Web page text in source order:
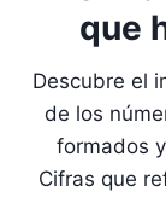
que
Descubre el
de los
formados
Cifras que